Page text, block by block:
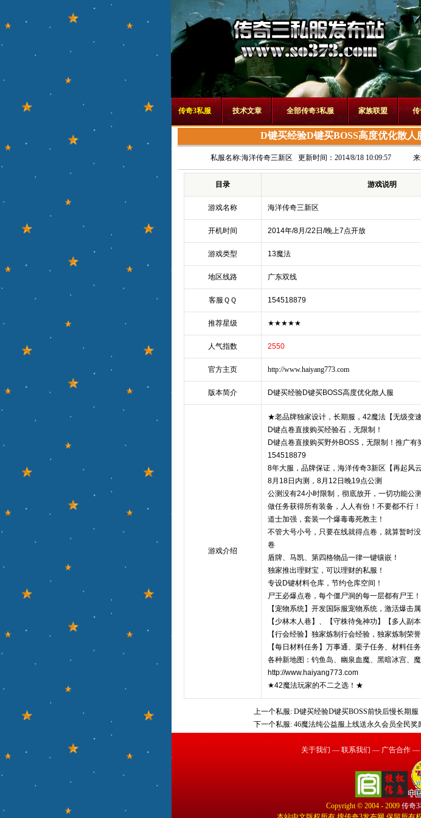
传奇3私服 技术文章 全部传奇3私服 家族联盟 传
D键买经验D键买BOSS高度优化散人
私服名称:海洋传奇三新区 更新时间：2014/8/18 10:09:57
目录 游戏说明
游戏名称 海洋传奇三新区
开机时间 2014年/8月/22日/晚上7点开放
游戏类型 13魔法
地区线路 广东双线
客服ＱＱ 154518879
推荐星级 ★★★★★
人气指数 2550
官方主页 http://www.haiyang773.com
版本简介 D键买经验D键买BOSS高度优化散人服
游戏介绍
★老品牌独家设计，长期服，42魔法【无级变
D键点卷直接购买经验石，无限制！
D键点卷直接购买野外BOSS，无限制！推广有
154518879
8年大服，品牌保证，海洋传奇3新区【再起风云
8月18日内测，8月12日晚19点公测
公测没有24小时限制，彻底放开，一切功能公
做任务获得所有装备，人人有份！不要都不行！
道士加强，套装一个爆毒毒死教主！
不管大号小号，只要在线就得点卷，就算暂时
卷
盾牌、马凯、第四格物品一律一键镶嵌！
独家推出理财宝，可以理财的私服！
专设D键材料仓库，节约仓库空间！
尸王必爆点卷，每个僵尸洞的每一层都有尸王！
【宠物系统】开发国际服宠物系统，激活爆击
【少林木人巷】、【守株待兔神功】【多人副本
【行会经验】独家炼制行会经验，独家炼制荣
【每日材料任务】万事通、栗子任务、材料任
各种新地图：钓鱼岛、幽泉血魔、黑暗冰宫、
http://www.haiyang773.com
★42魔法玩家的不二之选！★
上一个私服: D键买经验D键买BOSS前快后慢长期服
下一个私服: 46魔法纯公益服上线送永久会员全民奖
关于我们 — 联系我们 — 广告合作 —
Copyright © 2004 - 2009传奇